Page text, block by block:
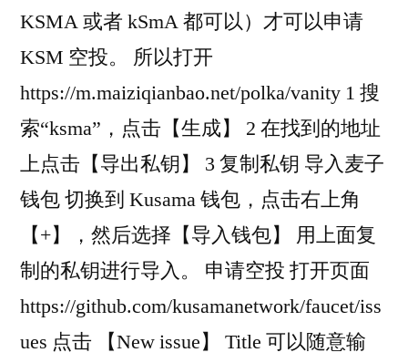
KSMA 或者 kSmA 都可以）才可以申请
KSM 空投。 所以打开
https://m.maiziqianbao.net/polka/vanity 1 搜
索“ksma”，点击【生成】 2 在找到的地址
上点击【导出私钥】 3 复制私钥 导入麦子
钱包 切换到 Kusama 钱包，点击右上角
【+】，然后选择【导入钱包】 用上面复
制的私钥进行导入。 申请空投 打开页面
https://github.com/kusamanetwork/faucet/iss
ues 点击 【New issue】 Title 可以随意输